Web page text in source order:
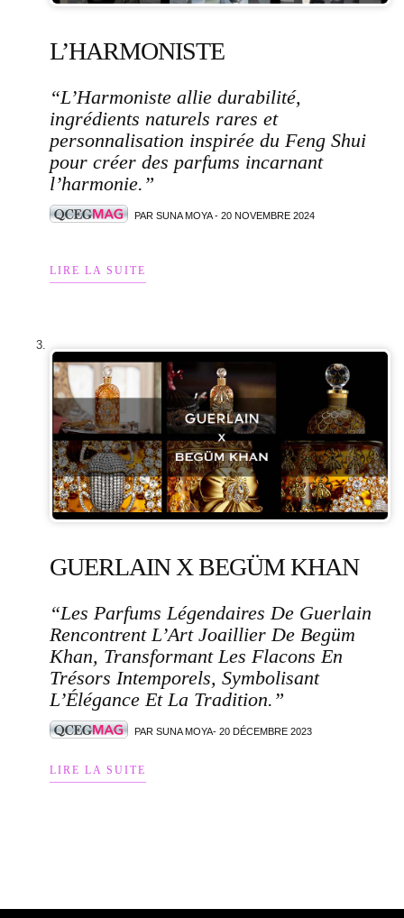
L’HARMONISTE
“L’Harmoniste allie durabilité,
ingrédients naturels rares et
personnalisation inspirée du Feng Shui
pour créer des parfums incarnant
l’harmonie.”
PAR SUNA MOYA - 20 NOVEMBRE 2024
LIRE LA SUITE
GUERLAIN X BEGÜM KHAN
“Les Parfums Légendaires De Guerlain
Rencontrent L’Art Joaillier De Begüm
Khan, Transformant Les Flacons En
Trésors Intemporels, Symbolisant
L’Élégance Et La Tradition.”
PAR SUNA MOYA- 20 DÉCEMBRE 2023
LIRE LA SUITE